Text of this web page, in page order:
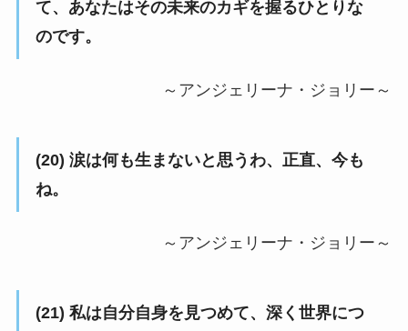
て、あなたはその未来のカギを握るひとりな
のです。
～アンジェリーナ・ジョリー～
(20) 涙は何も生まないと思うわ、正直、今も
ね。
～アンジェリーナ・ジョリー～
(21) 私は自分自身を見つめて、深く世界につ